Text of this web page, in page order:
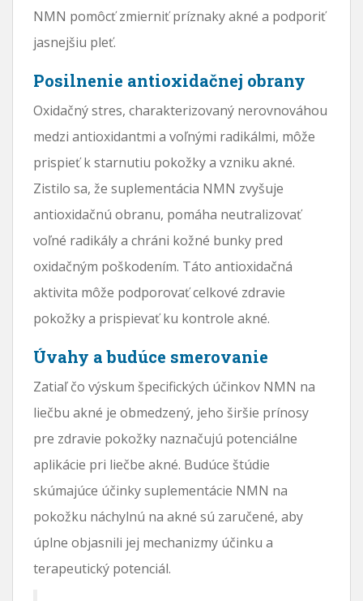
NMN pomôcť zmierniť príznaky akné a podporiť
jasnejšiu pleť.
Posilnenie antioxidačnej obrany
Oxidačný stres, charakterizovaný nerovnováhou
medzi antioxidantmi a voľnými radikálmi, môže
prispieť k starnutiu pokožky a vzniku akné.
Zistilo sa, že suplementácia NMN zvyšuje
antioxidačnú obranu, pomáha neutralizovať
voľné radikály a chráni kožné bunky pred
oxidačným poškodením. Táto antioxidačná
aktivita môže podporovať celkové zdravie
pokožky a prispievať ku kontrole akné.
Úvahy a budúce smerovanie
Zatiaľ čo výskum špecifických účinkov NMN na
liečbu akné je obmedzený, jeho širšie prínosy
pre zdravie pokožky naznačujú potenciálne
aplikácie pri liečbe akné. Budúce štúdie
skúmajúce účinky suplementácie NMN na
pokožku náchylnú na akné sú zaručené, aby
úplne objasnili jej mechanizmy účinku a
terapeutický potenciál.